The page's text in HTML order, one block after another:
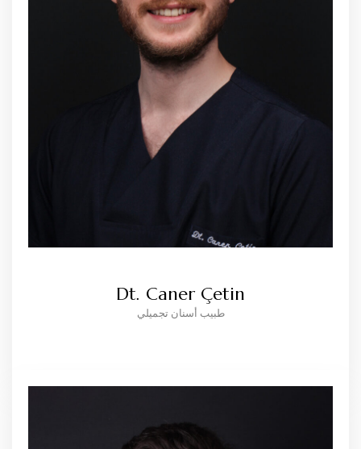
Dt. Caner Çetin
طبيب أسنان تجميلي